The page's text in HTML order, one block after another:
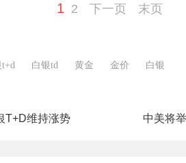
1 2 下一页 末页
t+d 白银td 黄金 金价 白银
T+D维持涨势 中美将